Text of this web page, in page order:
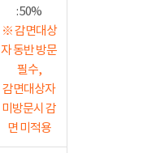
: 50%
※ 감면대상
자 동반 방문
필수,
감면대상자
미방문시 감
면 미적용